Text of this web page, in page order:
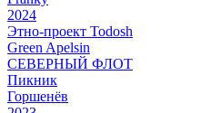
2024
Этно-проект Todosh
Green Apelsin
СЕВЕРНЫЙ ФЛОТ
Пикник
Горшенёв